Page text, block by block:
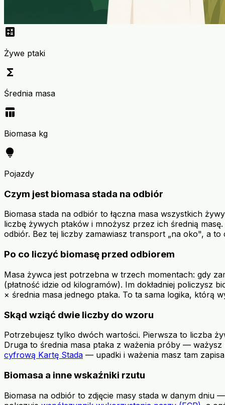
calculate
Żywe ptaki
functions
Średnia masa
table_chart
Biomasa kg
lightbulb
Pojazdy
Czym jest biomasa stada na odbiór
Biomasa stada na odbiór to łączna masa wszystkich
liczbę żywych ptaków i mnożysz przez ich średnią
odbiór. Bez tej liczby zamawiasz transport „na oko", a
Po co liczyć biomasę przed odbiorem
Masa żywca jest potrzebna w trzech momentach: gdy
(płatność idzie od kilogramów). Im dokładniej policzysz
× średnia masa jednego ptaka. To ta sama logika, którą
Skąd wziąć dwie liczby do wzoru
Potrzebujesz tylko dwóch wartości. Pierwsza to liczba
Druga to średnia masa ptaka z ważenia próby — ważysz
cyfrową Kartę Stada — upadki i ważenia masz tam
Biomasa a inne wskaźniki rzutu
Biomasa na odbiór to zdjęcie masy stada w danym dniu